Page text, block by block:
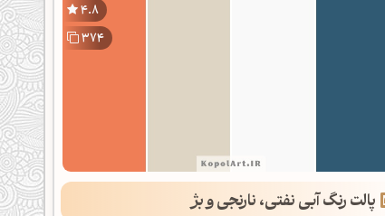
4.8
374
پالت رنگ آبی نفتی، نارنجی و بژ